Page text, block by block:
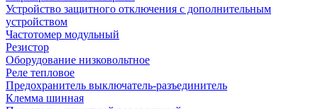
Устройство защитного отключения с дополнительным
устройством
Частотомер модульный
Резистор
Оборудование низковольтное
Реле тепловое
Предохранитель выключатель-разъединитель
Клемма шинная